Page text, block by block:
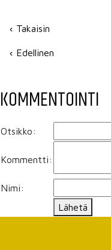
‹ Takaisin
‹ Edellinen
KOMMENTOINTI
Otsikko:
Kommentti:
Nimi:
Lähetä